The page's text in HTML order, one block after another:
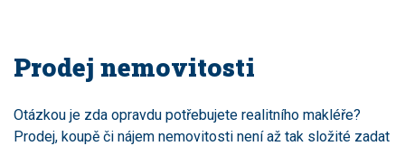
Prodej nemovitosti
Otázkou je zda opravdu potřebujete realitního makléře?
Prodej, koupě či nájem nemovitosti není až tak složité zadat